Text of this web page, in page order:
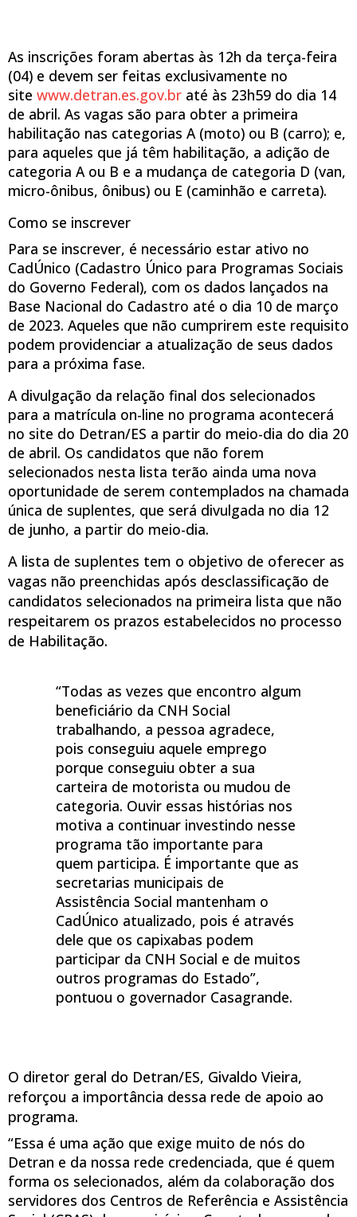
As inscrições foram abertas às 12h da terça-feira
(04) e devem ser feitas exclusivamente no
site www.detran.es.gov.br até às 23h59 do dia 14
de abril. As vagas são para obter a primeira
habilitação nas categorias A (moto) ou B (carro); e,
para aqueles que já têm habilitação, a adição de
categoria A ou B e a mudança de categoria D (van,
micro-ônibus, ônibus) ou E (caminhão e carreta).
Como se inscrever
Para se inscrever, é necessário estar ativo no
CadÚnico (Cadastro Único para Programas Sociais
do Governo Federal), com os dados lançados na
Base Nacional do Cadastro até o dia 10 de março
de 2023. Aqueles que não cumprirem este requisito
podem providenciar a atualização de seus dados
para a próxima fase.
A divulgação da relação final dos selecionados
para a matrícula on-line no programa acontecerá
no site do Detran/ES a partir do meio-dia do dia 20
de abril. Os candidatos que não forem
selecionados nesta lista terão ainda uma nova
oportunidade de serem contemplados na chamada
única de suplentes, que será divulgada no dia 12
de junho, a partir do meio-dia.
A lista de suplentes tem o objetivo de oferecer as
vagas não preenchidas após desclassificação de
candidatos selecionados na primeira lista que não
respeitarem os prazos estabelecidos no processo
de Habilitação.
“Todas as vezes que encontro algum
beneficiário da CNH Social
trabalhando, a pessoa agradece,
pois conseguiu aquele emprego
porque conseguiu obter a sua
carteira de motorista ou mudou de
categoria. Ouvir essas histórias nos
motiva a continuar investindo nesse
programa tão importante para
quem participa. É importante que as
secretarias municipais de
Assistência Social mantenham o
CadÚnico atualizado, pois é através
dele que os capixabas podem
participar da CNH Social e de muitos
outros programas do Estado”,
pontuou o governador Casagrande.
O diretor geral do Detran/ES, Givaldo Vieira,
reforçou a importância dessa rede de apoio ao
programa.
“Essa é uma ação que exige muito de nós do
Detran e da nossa rede credenciada, que é quem
forma os selecionados, além da colaboração dos
servidores dos Centros de Referência e Assistência